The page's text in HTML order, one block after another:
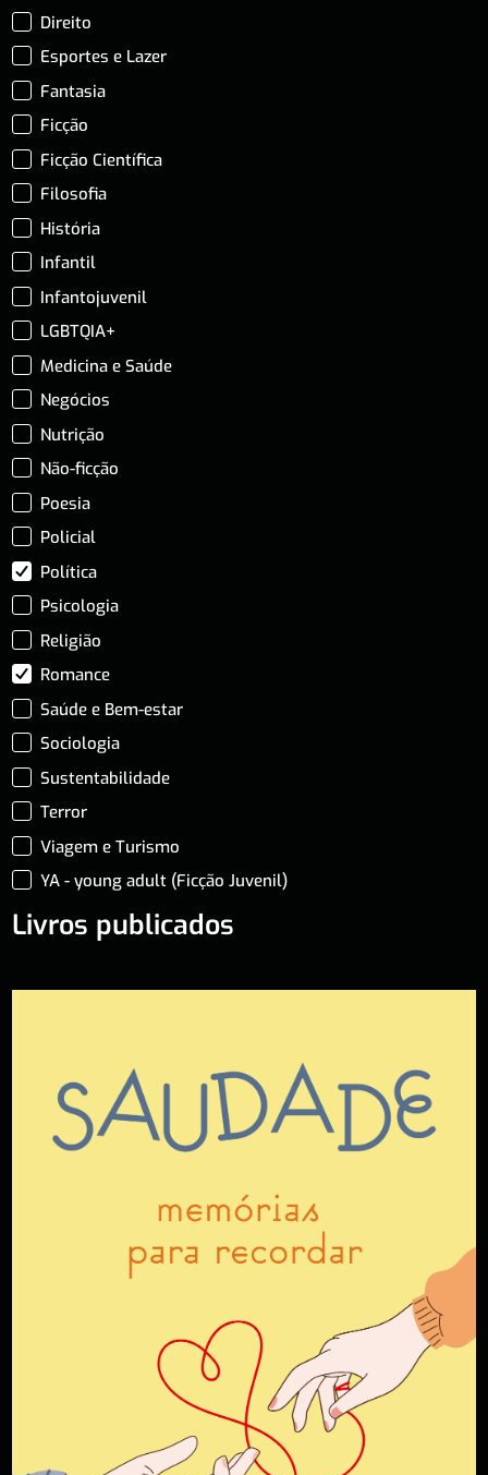
Direito
Esportes e Lazer
Fantasia
Ficção
Ficção Científica
Filosofia
História
Infantil
Infantojuvenil
LGBTQIA+
Medicina e Saúde
Negócios
Nutrição
Não-ficção
Poesia
Policial
Política
Psicologia
Religião
Romance
Saúde e Bem-estar
Sociologia
Sustentabilidade
Terror
Viagem e Turismo
YA - young adult (Ficção Juvenil)
Livros publicados